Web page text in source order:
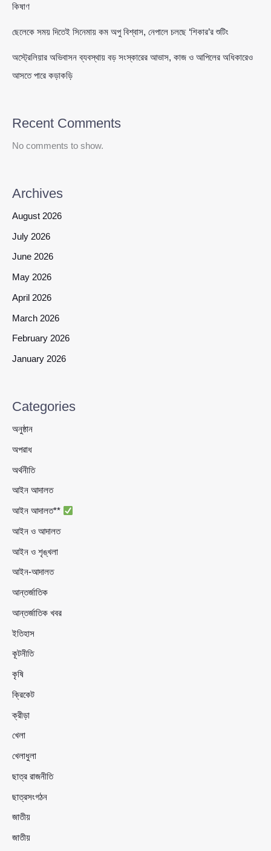
কিষাণ
ছেলেকে সময় দিতেই সিনেমায় কম অপু বিশ্বাস, নেপালে চলছে ‘শিকার’র শুটিং
অস্ট্রেলিয়ার অভিবাসন ব্যবস্থায় বড় সংস্কারের আভাস, কাজ ও আপিলের অধিকারেও
আসতে পারে কড়াকড়ি
Recent Comments
No comments to show.
Archives
August 2026
July 2026
June 2026
May 2026
April 2026
March 2026
February 2026
January 2026
Categories
অনুষ্ঠান
অপরাধ
অর্থনীতি
আইন আদালত
আইন আদালত**
আইন ও আদালত
আইন ও শৃঙ্খলা
আইন-আদালত
আন্তর্জাতিক
আন্তর্জাতিক খবর
ইতিহাস
কূটনীতি
কৃষি
ক্রিকেট
ক্রীড়া
খেলা
খেলাধুলা
ছাত্র রাজনীতি
ছাত্রসংগঠন
জাতীয়
জাতীয়